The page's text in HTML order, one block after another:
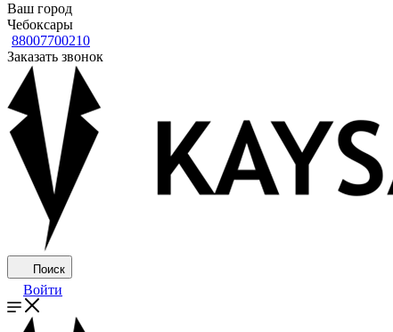
Ваш город
Чебоксары
88007700210
Заказать звонок
Поиск
Войти